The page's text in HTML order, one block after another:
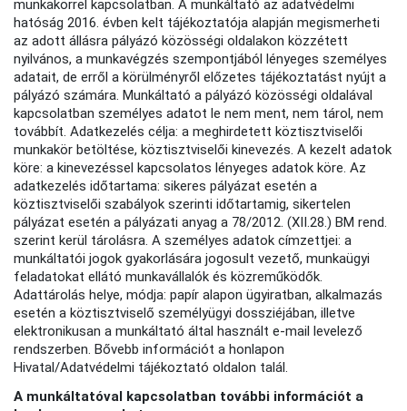
munkakörrel kapcsolatban. A munkáltató az adatvédelmi
hatóság 2016. évben kelt tájékoztatója alapján megismerheti
az adott állásra pályázó közösségi oldalakon közzétett
nyilvános, a munkavégzés szempontjából lényeges személyes
adatait, de erről a körülményről előzetes tájékoztatást nyújt a
pályázó számára. Munkáltató a pályázó közösségi oldalával
kapcsolatban személyes adatot le nem ment, nem tárol, nem
továbbít. Adatkezelés célja: a meghirdetett köztisztviselői
munkakör betöltése, köztisztviselői kinevezés. A kezelt adatok
köre: a kinevezéssel kapcsolatos lényeges adatok köre. Az
adatkezelés időtartama: sikeres pályázat esetén a
köztisztviselői szabályok szerinti időtartamig, sikertelen
pályázat esetén a pályázati anyag a 78/2012. (XII.28.) BM rend.
szerint kerül tárolásra. A személyes adatok címzettjei: a
munkáltatói jogok gyakorlására jogosult vezető, munkaügyi
feladatokat ellátó munkavállalók és közreműködők.
Adattárolás helye, módja: papír alapon ügyiratban, alkalmazás
esetén a köztisztviselő személyügyi dossziéjában, illetve
elektronikusan a munkáltató által használt e-mail levelező
rendszerben. Bővebb információt a honlapon
Hivatal/Adatvédelmi tájékoztató oldalon talál.
A munkáltatóval kapcsolatban további információt a